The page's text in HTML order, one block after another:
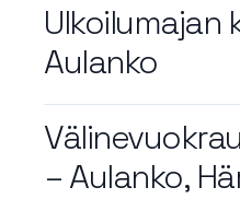
Ulkoilumajan
Aulanko
– Aulanko,